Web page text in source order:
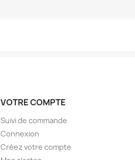
VOTRE COMPTE
Suivi de commande
Connexion
Créez votre compte